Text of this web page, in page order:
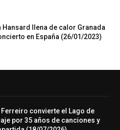
Hansard llena de calor Granada
en España (26/01/2023)
Ferreiro convierte el Lago de
por 35 años de canciones y